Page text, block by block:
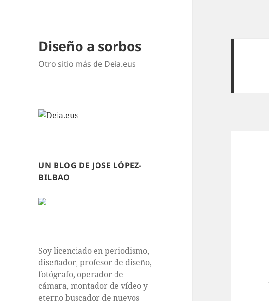
Diseño a sorbos
Otro sitio más de Deia.eus
UN BLOG DE JOSE LÓPEZ-
BILBAO
Soy licenciado en periodismo,
diseñador, profesor de diseño,
fotógrafo, operador de
cámara, montador de vídeo y
eterno buscador de nuevos